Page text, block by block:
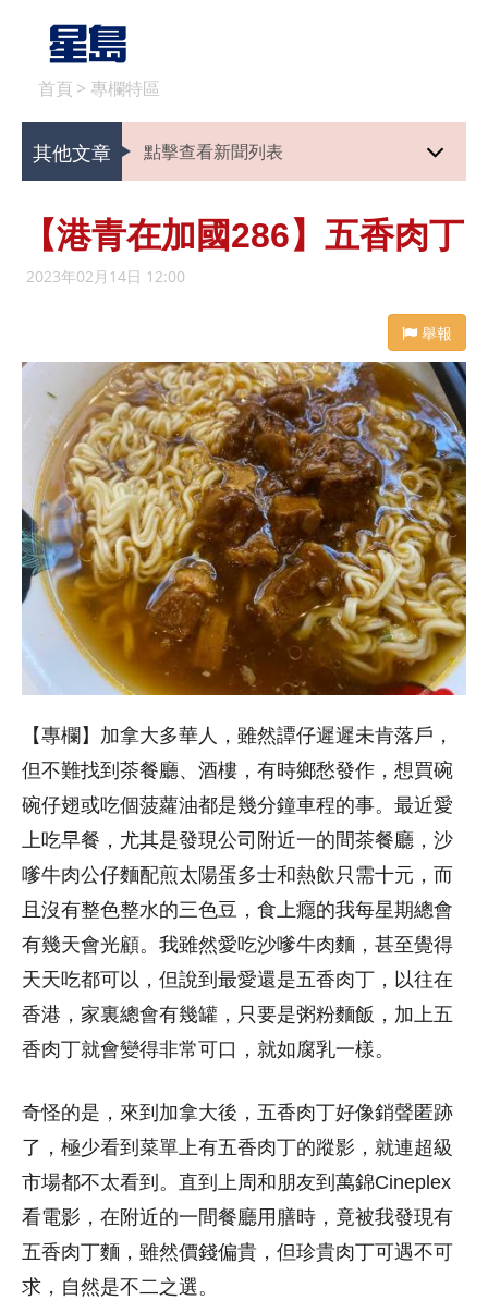
首頁 > 專欄特區
其他文章 點擊查看新聞列表
【港青在加國286】五香肉丁
2023年02月14日 12:00
舉報
【專欄】加拿大多華人，雖然譚仔遲遲未肯落戶，
但不難找到茶餐廳、酒樓，有時鄉愁發作，想買碗
碗仔翅或吃個菠蘿油都是幾分鐘車程的事。最近愛
上吃早餐，尤其是發現公司附近一的間茶餐廳，沙
嗲牛肉公仔麵配煎太陽蛋多士和熱飲只需十元，而
且沒有整色整水的三色豆，食上癮的我每星期總會
有幾天會光顧。我雖然愛吃沙嗲牛肉麵，甚至覺得
天天吃都可以，但說到最愛還是五香肉丁，以往在
香港，家裏總會有幾罐，只要是粥粉麵飯，加上五
香肉丁就會變得非常可口，就如腐乳一樣。
奇怪的是，來到加拿大後，五香肉丁好像銷聲匿跡
了，極少看到菜單上有五香肉丁的蹤影，就連超級
市場都不太看到。直到上周和朋友到萬錦Cineplex
看電影，在附近的一間餐廳用膳時，竟被我發現有
五香肉丁麵，雖然價錢偏貴，但珍貴肉丁可遇不可
求，自然是不二之選。